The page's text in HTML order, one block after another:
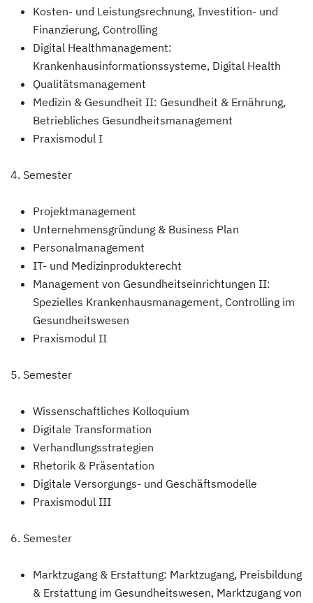
Kosten- und Leistungsrechnung, Investition- und
Finanzierung, Controlling
Digital Healthmanagement:
Krankenhausinformationssysteme, Digital Health
Qualitätsmanagement
Medizin & Gesundheit II: Gesundheit & Ernährung,
Betriebliches Gesundheitsmanagement
Praxismodul I
4. Semester
Projektmanagement
Unternehmensgründung & Business Plan
Personalmanagement
IT- und Medizinprodukterecht
Management von Gesundheitseinrichtungen II:
Spezielles Krankenhausmanagement, Controlling im
Gesundheitswesen
Praxismodul II
5. Semester
Wissenschaftliches Kolloquium
Digitale Transformation
Verhandlungsstrategien
Rhetorik & Präsentation
Digitale Versorgungs- und Geschäftsmodelle
Praxismodul III
6. Semester
Marktzugang & Erstattung: Marktzugang, Preisbildung
& Erstattung im Gesundheitswesen, Marktzugang von